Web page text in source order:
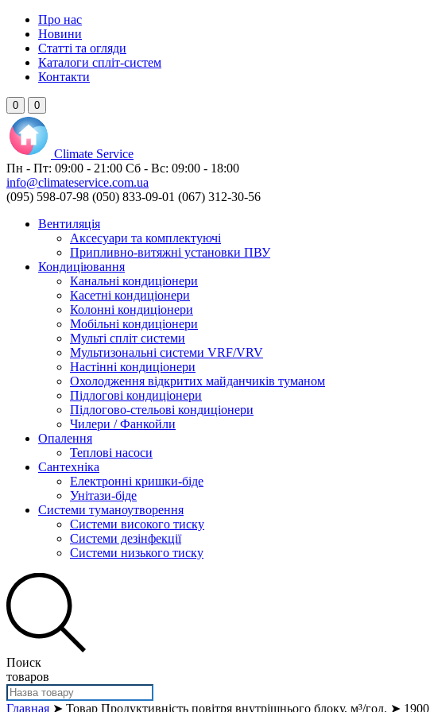
Про нас
Новини
Статті та огляди
Каталоги спліт-систем
Контакти
0 0
Climate Service
Пн - Пт: 09:00 - 21:00 Сб - Вс: 09:00 - 18:00
info@climateservice.com.ua
(095) 598-07-98 (050) 833-09-01 (067) 312-30-56
Вентиляція
Аксесуари та комплектуючі
Припливно-витяжні установки ПВУ
Кондиціювання
Канальні кондиціонери
Касетні кондиціонери
Колонні кондиціонери
Мобільні кондиціонери
Мульті спліт системи
Мультизональні системи VRF/VRV
Настінні кондиціонери
Охолодження відкритих майданчиків туманом
Підлогові кондиціонери
Підлогово-стельові кондиціонери
Чилери / Фанкойли
Опалення
Теплові насоси
Сантехніка
Електронні кришки-біде
Унітази-біде
Системи туманоутворення
Системи високого тиску
Системи дезінфекції
Системи низького тиску
Поиск
товаров
Главная ➤ Товар Продуктивність повітря внутрішнього блоку, м³/год. ➤ 1900